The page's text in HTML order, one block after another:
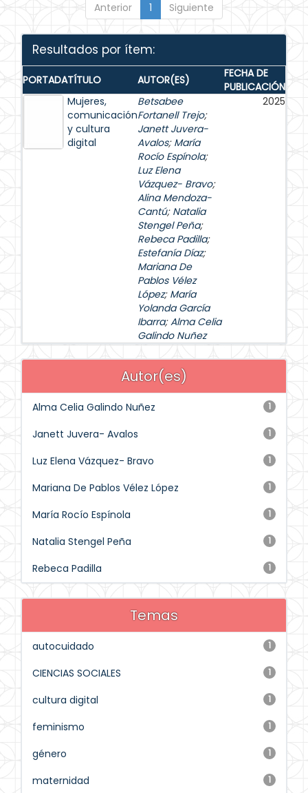
Anterior 1 Siguiente
Resultados por ítem:
PORTADATÍTULO AUTOR(ES)
FECHA DE
PUBLICACIÓN
Mujeres,
comunicación
y cultura
digital
Betsabee
Fortanell Trejo;
Janett Juvera-
Avalos; María
Rocío Espínola;
Luz Elena
Vázquez- Bravo;
Alina Mendoza-
Cantú; Natalia
Stengel Peña;
Rebeca Padilla;
Estefanía Díaz;
Mariana De
Pablos Vélez
López; María
Yolanda García
Ibarra;Alma Celia
Galindo Nuñez
2025
Autor(es)
1
Alma Celia Galindo Nuñez
1
Janett Juvera- Avalos
1
Luz Elena Vázquez- Bravo
1
Mariana De Pablos Vélez López
1
María Rocío Espínola
1
Natalia Stengel Peña
1
Rebeca Padilla
Temas
1
autocuidado
1
CIENCIAS SOCIALES
1
cultura digital
1
feminismo
1
género
1
maternidad